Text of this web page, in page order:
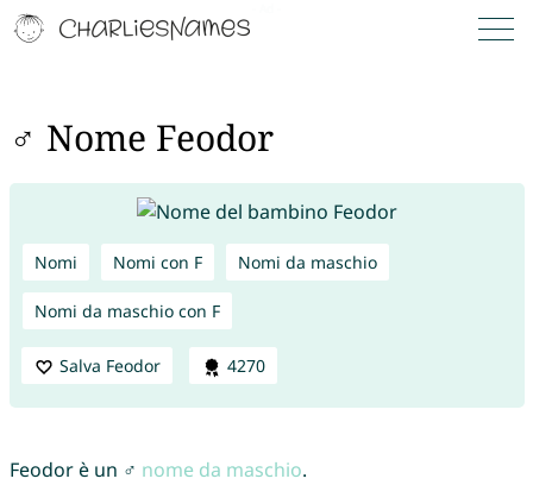
♂ Nome Feodor
Nomi Nomi con F Nomi da maschio
Nomi da maschio con F
Salva Feodor 4270
Feodor è un ♂ nome da maschio.